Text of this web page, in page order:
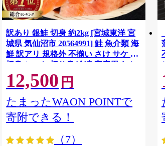
訳あり 銀鮭 切身 約2kg [宮城東洋 宮
城県 気仙沼市 20564991] 鮭 魚介類 海
鮮 訳アリ 規格外 不揃い さけ サケ 鮭
切身 シャケ 切り身 冷凍 家庭用 おか
ず 弁当 支援 サーモン 銀鮭切り身 魚
わけあり
12,500 円
たまったWAON POINTで
寄附できる！
（7）